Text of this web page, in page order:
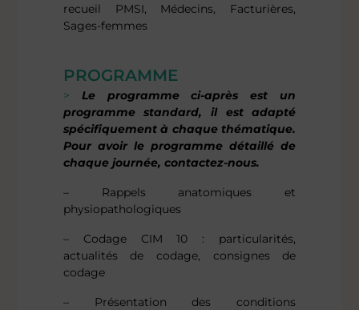
recueil PMSI, Médecins, Facturières,
Sages-femmes
PROGRAMME
Le programme ci-après est un
programme standard, il est adapté
spécifiquement à chaque thématique.
Pour avoir le programme détaillé de
chaque journée, contactez-nous.
– Rappels anatomiques et
physiopathologiques
– Codage CIM 10 : particularités,
actualités de codage, consignes de
codage
– Présentation des conditions